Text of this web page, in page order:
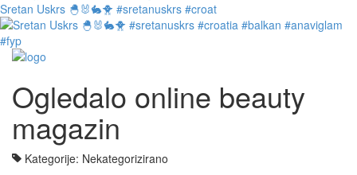
Sretan Uskrs 🐣🐰🐇🐥 #sretanuskrs #croat
Ogledalo online beauty
magazin
Kategorije: Nekategorizirano